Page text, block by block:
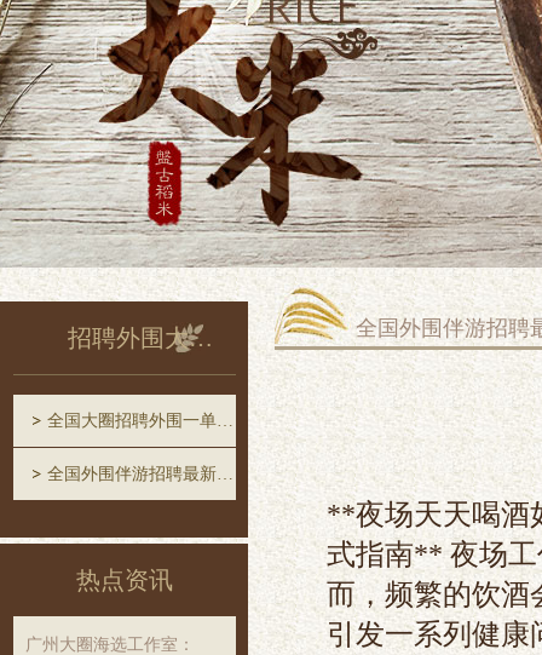
招聘外围大圈中圈一单一结
全国大圈招聘外围一单一结
全国外围伴游招聘最新消息
热点资讯
‌广州大圈海选工作室‌：
全国外围伴游招聘
**夜场天天喝
式指南** 夜场
而，频繁的饮酒
引发一系列健